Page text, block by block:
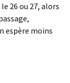
26 ou 27, alors
espère moins